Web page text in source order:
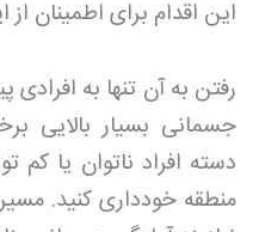
این اقدام برای اطمینان
رفتن به آن تنها به
جسمانی بسیار بالایی
دسته افراد ناتوان یا کم‌
منطقه خودداری کنید.